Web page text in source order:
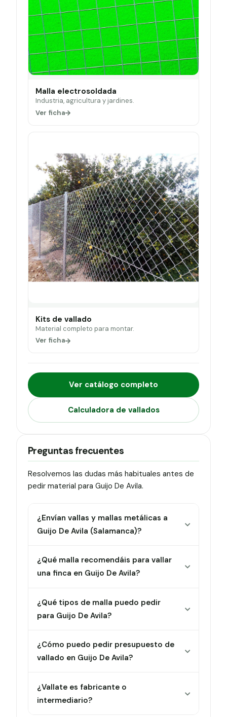
Malla electrosoldada
Industria, agricultura y jardines.
Ver ficha
Kits de vallado
Material completo para montar.
Ver ficha
Ver catálogo completo
Calculadora de vallados
Preguntas frecuentes
Resolvemos las dudas más habituales antes de
pedir material para Guijo De Avila.
¿Envían vallas y mallas metálicas a
Guijo De Avila (Salamanca)?
¿Qué malla recomendáis para vallar
una finca en Guijo De Avila?
¿Qué tipos de malla puedo pedir
para Guijo De Avila?
¿Cómo puedo pedir presupuesto de
vallado en Guijo De Avila?
¿Vallate es fabricante o
intermediario?